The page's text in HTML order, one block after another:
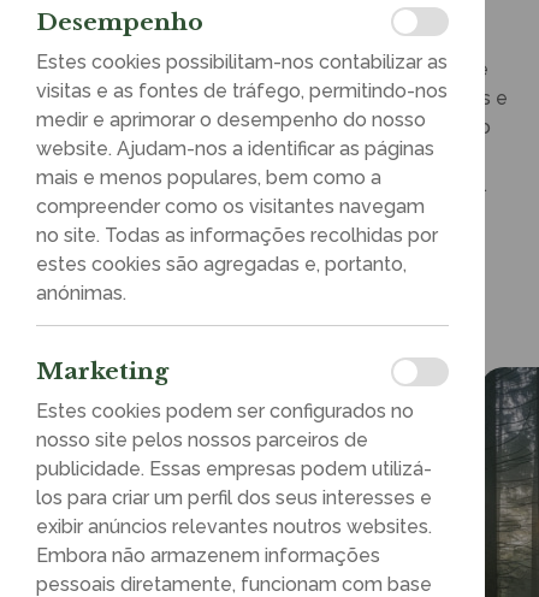
Descubra experiências únicas e conscientes que
ajudam a construir equipas mais ligadas, motivadas e
alinhadas com os Objetivos de Desenvolvimento
Sustentável (ODS). Cada ação é desenhada à
medida, com autenticidade e resultados visíveis.
Ver programas
Desempenho
Estes cookies possibilitam-nos contabilizar as
visitas e as fontes de tráfego, permitindo-nos
medir e aprimorar o desempenho do nosso
website. Ajudam-nos a identificar as páginas
mais e menos populares, bem como a
compreender como os visitantes navegam
no site. Todas as informações recolhidas por
estes cookies são agregadas e, portanto,
anónimas.
Marketing
Estes cookies podem ser configurados no
nosso site pelos nossos parceiros de
publicidade. Essas empresas podem utilizá-
los para criar um perfil dos seus interesses e
exibir anúncios relevantes noutros websites.
Embora não armazenem informações
pessoais diretamente, funcionam com base